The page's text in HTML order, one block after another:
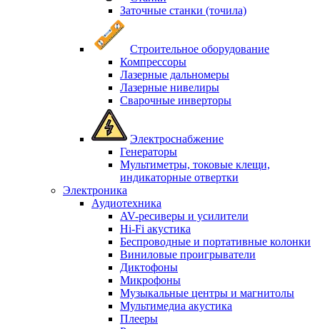
Заточные станки (точила)
Строительное оборудование
Компрессоры
Лазерные дальномеры
Лазерные нивелиры
Сварочные инверторы
Электроснабжение
Генераторы
Мультиметры, токовые клещи,
индикаторные отвертки
Электроника
Аудиотехника
AV-ресиверы и усилители
Hi-Fi акустика
Беспроводные и портативные колонки
Виниловые проигрыватели
Диктофоны
Микрофоны
Музыкальные центры и магнитолы
Мультимедиа акустика
Плееры